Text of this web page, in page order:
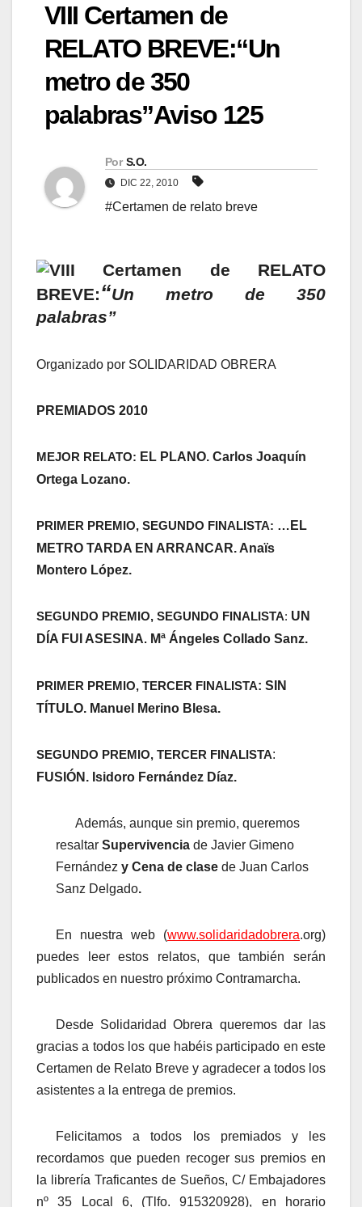
VIII Certamen de
RELATO BREVE:“Un
metro de 350
palabras”Aviso 125
Por S.O.
DIC 22, 2010
#Certamen de relato breve
VIII Certamen de RELATO
BREVE:“Un metro de 350
palabras”
Organizado por SOLIDARIDAD OBRERA
PREMIADOS 2010
MEJOR RELATO: EL PLANO. Carlos Joaquín
Ortega Lozano.
PRIMER PREMIO, SEGUNDO FINALISTA: …EL
METRO TARDA EN ARRANCAR. Anaïs
Montero López.
SEGUNDO PREMIO, SEGUNDO FINALISTA: UN
DÍA FUI ASESINA. Mª Ángeles Collado Sanz.
PRIMER PREMIO, TERCER FINALISTA: SIN
TÍTULO. Manuel Merino Blesa.
SEGUNDO PREMIO, TERCER FINALISTA:
FUSIÓN. Isidoro Fernández Díaz.
Además, aunque sin premio, queremos
resaltar Supervivencia de Javier Gimeno
Fernández y Cena de clase de Juan Carlos
Sanz Delgado.
En nuestra web (www.solidaridadobrera.org)
puedes leer estos relatos, que también serán
publicados en nuestro próximo Contramarcha.
Desde Solidaridad Obrera queremos dar las
gracias a todos los que habéis participado en este
Certamen de Relato Breve y agradecer a todos los
asistentes a la entrega de premios.
Felicitamos a todos los premiados y les
recordamos que pueden recoger sus premios en
la librería Traficantes de Sueños, C/ Embajadores
nº 35 Local 6, (Tlfo. 915320928), en horario